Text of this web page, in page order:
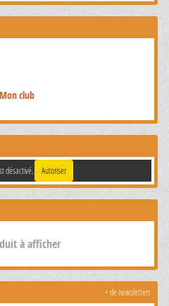
Mon club
désactivé. Autoriser
à afficher
+ de newsletters